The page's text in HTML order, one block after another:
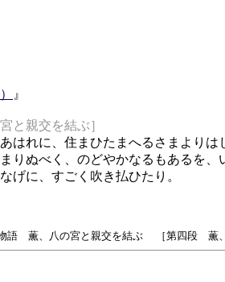
』
親交を結ぶ］
はれに、住まひたまへるさまより
りぬべく、のどやかなるもあるを
げに、すごく吹き払ひたり。
薫、八の宮と親交を結ぶ ［第四段 薫、